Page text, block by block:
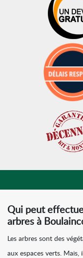
Qui peut
arbres à
Les arbres sont des
aux espaces verts.